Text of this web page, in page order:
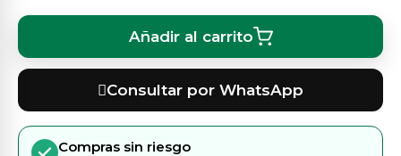
Añadir al carrito
Consultar por WhatsApp
Compras sin riesgo